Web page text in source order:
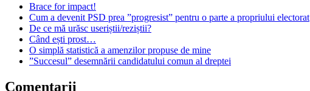
Brace for impact!
Cum a devenit PSD prea ”progresist” pentru o parte a propriului electorat
De ce mă urăsc useriștii/reziștii?
Când ești prost…
O simplă statistică a amenzilor propuse de mine
”Succesul” desemnării candidatului comun al dreptei
Comentarii